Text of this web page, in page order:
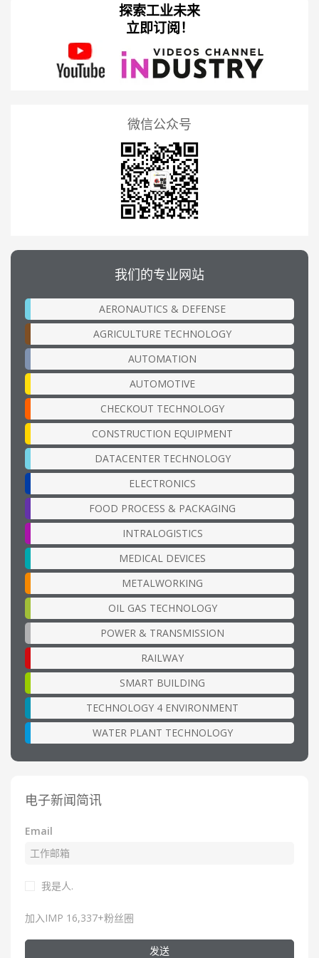
探索工业未来
立即订阅！
微信公众号
我们的专业网站
AERONAUTICS & DEFENSE
AGRICULTURE TECHNOLOGY
AUTOMATION
AUTOMOTIVE
CHECKOUT TECHNOLOGY
CONSTRUCTION EQUIPMENT
DATACENTER TECHNOLOGY
ELECTRONICS
FOOD PROCESS & PACKAGING
INTRALOGISTICS
MEDICAL DEVICES
METALWORKING
OIL GAS TECHNOLOGY
POWER & TRANSMISSION
RAILWAY
SMART BUILDING
TECHNOLOGY 4 ENVIRONMENT
WATER PLANT TECHNOLOGY
电子新闻简讯
Email
我是人.
加入IMP 16,337+粉丝圈
发送